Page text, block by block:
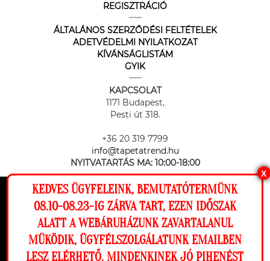
Ez a weboldal cookie-kat használ, hogy a
lehető legjobb élményt nyújtsa honlapunkon.
Beállítások
REGISZTRÁCIÓ
ÁLTALÁNOS SZERZŐDÉSI FELTÉTELEK
ADETVÉDELMI NYILATKOZAT
KÍVÁNSÁGLISTÁM
GYIK
KAPCSOLAT
1171 Budapest,
Pesti út 318.
+36 20 319 7799
info@tapetatrend.hu
NYITVATARTÁS MA: 10:00-18:00
Az online fizetést a Barion Payment Zrt. biztosítja, MNB engedély
száma: H-EN-I-1064/2013
X
KEDVES ÜGYFELEINK, BEMUTATÓTERMÜNK
08.10-08.23-IG ZÁRVA TART, EZEN IDŐSZAK
ALATT A WEBÁRUHÁZUNK ZAVARTALANUL
MÜKÖDIK, ÜGYFÉLSZOLGÁLATUNK EMAILBEN
LESZ ELÉRHETŐ. MINDENKINEK JÓ PIHENÉST